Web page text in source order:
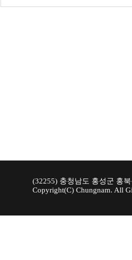
(32255) 충청남도 홍성군 홍
Copyright(C) Chungnam. All